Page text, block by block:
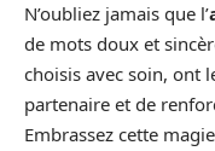
N’oubliez jamais que l’
de mots doux et
choisis avec soin, ont
partenaire et de
Embrassez cette